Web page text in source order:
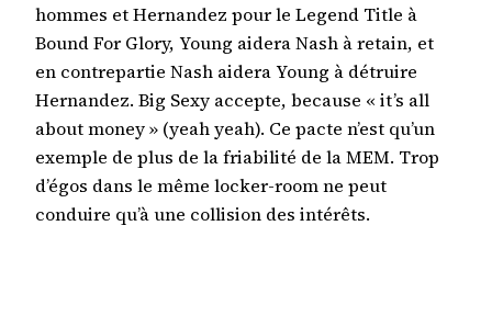
hommes et Hernandez pour le Legend Title à
Bound For Glory, Young aidera Nash à retain, et
en contrepartie Nash aidera Young à détruire
Hernandez. Big Sexy accepte, because « it’s all
about money » (yeah yeah). Ce pacte n’est qu’un
exemple de plus de la friabilité de la MEM. Trop
d’égos dans le même locker-room ne peut
conduire qu’à une collision des intérêts.